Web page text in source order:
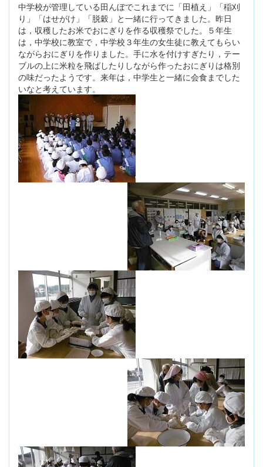
中学校が管理している田んぼでこれまでに「田植え」「稲刈
り」「はせがけ」「脱穀」と一緒に行ってきました。昨日
は，収穫したお米でおにぎりを作る収穫祭でした。５年生
は，中学校に教室で，中学校３年生の女生徒に教えてもらい
ながらおにぎりを作りました。手に水を付けすぎたり，テー
ブルの上に米粒を飛ばしたりしながら作ったおにぎりは格別
の味だったようです。来年は，中学生と一緒に会食までした
いなと考えています。